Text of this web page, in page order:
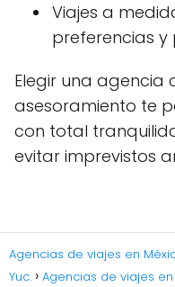
Viajes a
preferencias y
Elegir una agencia
asesoramiento te
con total
evitar imprevistos
Agencias de viajes en
Yuc.
Agencias de viajes